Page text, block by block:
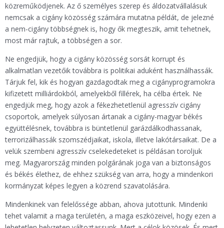
közreműködjenek. Az ő személyes szerep és áldozatvállalásuk
nemcsak a cigány közösség számára mutatna példát, de jelezné
a nem-cigány többségnek is, hogy ők megteszik, amit tehetnek,
most már rajtuk, a többségen a sor.
Ne engedjük, hogy a cigány közösség sorsát korrupt és
alkalmatlan vezetőik továbbra is politikai aduként használhassák.
Tárjuk fel, kik és hogyan gazdagodtak meg a cigányprogramokra
kifizetett milliárdokból, amelyekből fillérek, ha célba értek. Ne
engedjük meg, hogy azok a fékezhetetlenül agresszív cigány
csoportok, amelyek súlyosan ártanak a cigány-magyar békés
együttélésnek, továbbra is büntetlenül garázdálkodhassanak,
terrorizálhassák szomszédjaikat, iskola, illetve lakótársaikat. De a
velük szembeni agresszív cselekedeteket is példásan toroljuk
meg. Magyarország minden polgárának joga van a biztonságos
és békés élethez, de ehhez szükség van arra, hogy a mindenkori
kormányzat képes legyen a közrend szavatolására.
Mindenkinek van felelőssége abban, ahova jutottunk. Mindenki
tehet valamit a maga területén, a maga eszközeivel, hogy ezen a